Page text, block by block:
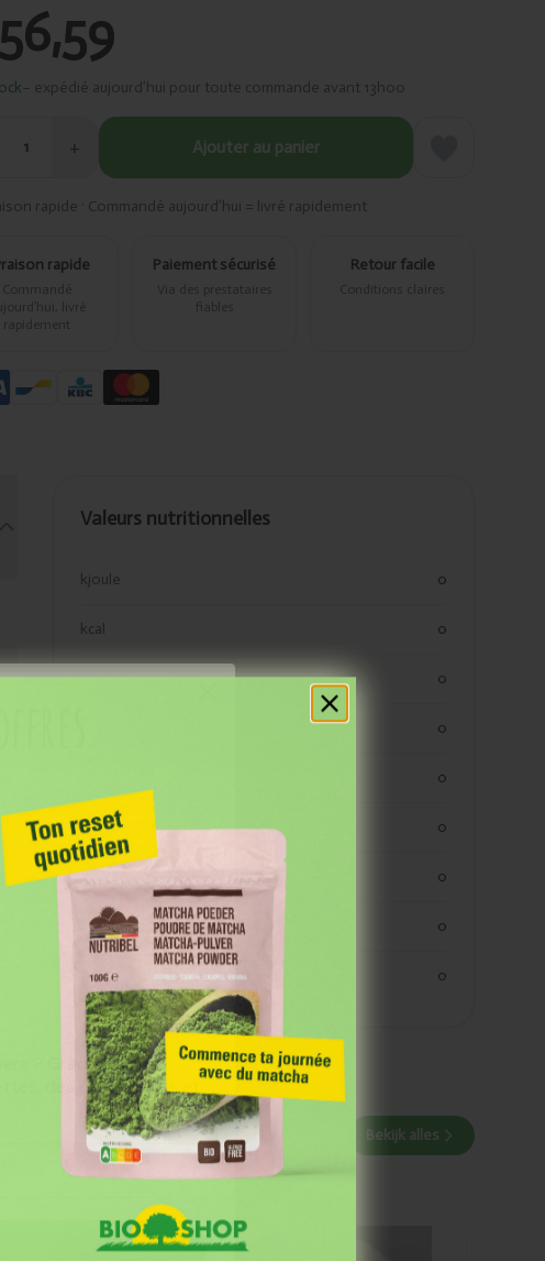
– expédié aujourd’hui pour toute commande avant 13h00
1 + Ajouter au panier
rapide · Commandé aujourd’hui = livré rapidement
rapide
Commandé
livré
rapidement
Paiement sécurisé
Via des prestataires
fiables
Retour facile
Conditions claires
Valeurs nutritionnelles
kjoule 0
kcal 0
vetten 0
0
0
koolhydraaten suiker 0
vezels 0
eiwitten 0
zout 0
Bekijk alles
Ajouté
? Grâce à notre
des événements et